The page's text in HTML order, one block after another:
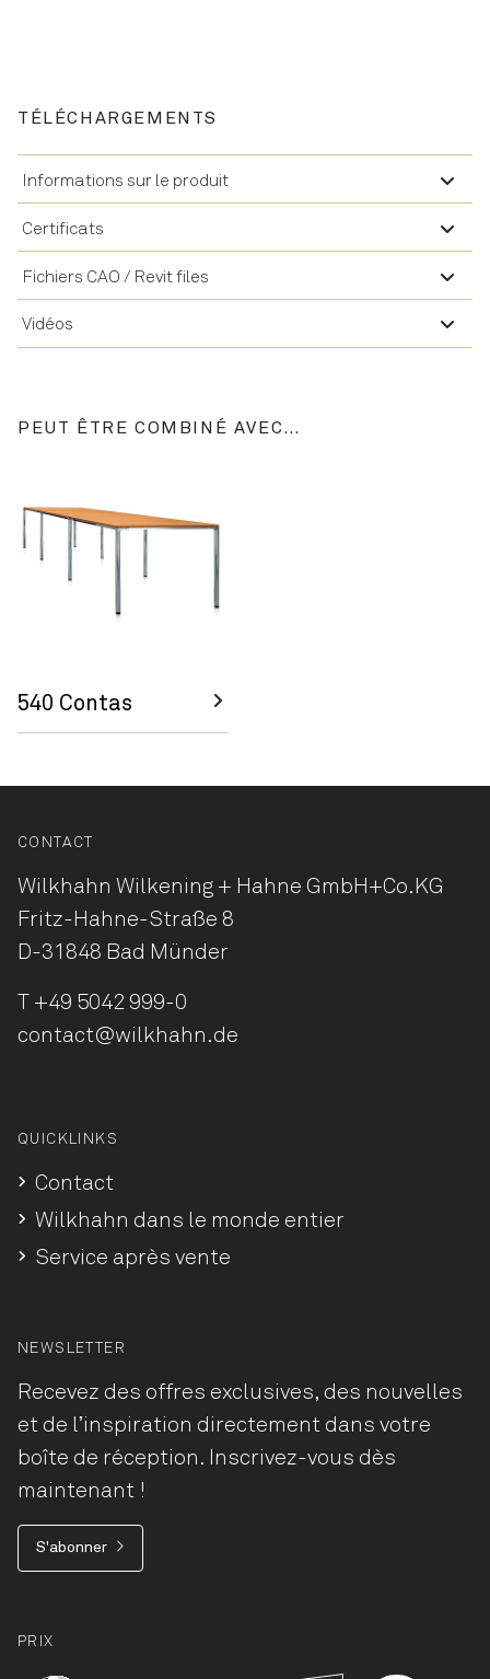
TÉLÉCHARGEMENTS
Informations sur le produit
Certificats
Fichiers CAO / Revit files
Vidéos
PEUT ÊTRE COMBINÉ AVEC…
540 Contas
CONTACT
Wilkhahn Wilkening + Hahne GmbH+Co.KG
Fritz-Hahne-Straße 8
D-31848 Bad Münder
+49 5042 999-0
contact@wilkhahn.de
QUICKLINKS
Contact
Wilkhahn dans le monde entier
Service après vente
NEWSLETTER
Recevez des offres exclusives, des nouvelles
et de l’inspiration directement dans votre
boîte de réception. Inscrivez-vous dès
maintenant !
S'abonner
PRIX